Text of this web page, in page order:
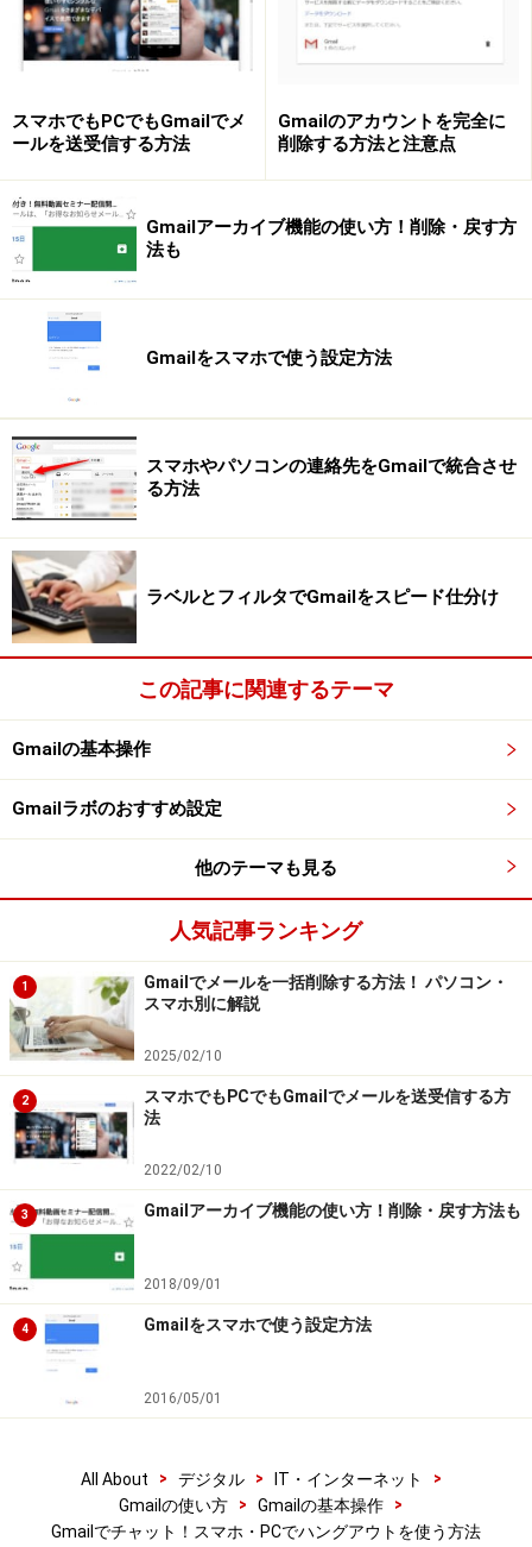
ら招待される」かの2通り
あります。
うにします。
gmail連絡先から
1.Gmailの画面の連絡先一覧から
前にマウスをおくと、画面がポップアップされるので、
アイコンマークを押します
それぞれのマークは、
ビデオカメラマーク：ビデオチャット（会議）を開
始するボタン
：文字（テキスト）チャットを開始
：メール編集画面を開くボタン
を表しています。
※ビデオカメラマークは、PCにWebカメラが接続されて
いないと表示されません。
チャットマーク
2.アイコンマークを押すと、相手を招待している状態に
なります。
ビデオチャット招待
ビデオカメラマークを選択
すると、ビデオチャット
用の画面が起動し、相手を招待する準備に入りま
す。
スマホでもPCでもGmailでメ
ールを送受信する方法
Gmailのアカウントを完全に
削除する方法と注意点
Gmailアーカイブ機能の使い方！削除・戻す方
法も
Gmailをスマホで使う設定方法
スマホやパソコンの連絡先をGmailで統合させ
る方法
ラベルとフィルタでGmailをスピード仕分け
この記事に関連するテーマ
Gmailの基本操作
Gmailラボのおすすめ設定
他のテーマも見る
人気記事ランキング
1
Gmailでメールを一括削除する方法！ パソコン・
スマホ別に解説
2025/02/10
2
スマホでもPCでもGmailでメールを送受信する方
法
2022/02/10
3 Gmailアーカイブ機能の使い方！削除・戻す方法も
2018/09/01
4 Gmailをスマホで使う設定方法
2016/05/01
All About > デジタル > IT・インターネット
>
Gmailの使い方
> Gmailの基本操作
>
Gmailでチャット！スマホ・PCでハングアウトを使う方法